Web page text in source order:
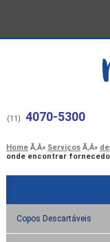
(11) 4070-5300
Home Serviços
onde encontrar
Copos Descartáveis